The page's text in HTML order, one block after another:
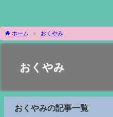
ホーム おくやみ
おくやみ
おくやみの記事一覧